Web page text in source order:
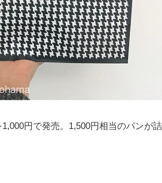
円で発売。1,500円相当のパンが詰